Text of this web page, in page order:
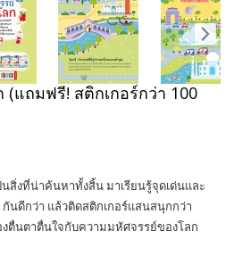
(แถมฟรี! สติกเกอร์กว่า 100
สิ่งที่น่าค้นหาทั้งสิ้น มาเรียนรู้จุดเด่นและ
ดีกว่า แล้วติดสติกเกอร์แสนสนุกกว่า
งตื่นตาตื่นใจกับความมหัศจรรย์ของโลก